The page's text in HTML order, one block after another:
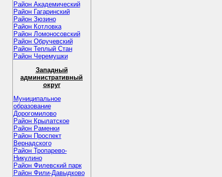
Район Академический
Район Гагаринский
Район Зюзино
Район Котловка
Район Ломоносовский
Район Обручевский
Район Теплый Стан
Район Черемушки
Западный
административный
округ
Муниципальное
образование
Дорогомилово
Район Крылатское
Район Раменки
Район Проспект
Вернадского
Район Тропарево-
Никулино
Район Филевский парк
Район Фили-Давыдково